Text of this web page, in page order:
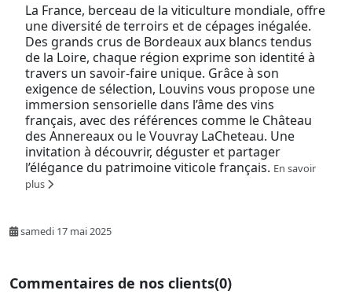
La France, berceau de la viticulture mondiale, offre
une diversité de terroirs et de cépages inégalée.
Des grands crus de Bordeaux aux blancs tendus
de la Loire, chaque région exprime son identité à
travers un savoir-faire unique. Grâce à son
exigence de sélection, Louvins vous propose une
immersion sensorielle dans l’âme des vins
français, avec des références comme le Château
des Annereaux ou le Vouvray LaCheteau. Une
invitation à découvrir, déguster et partager
l’élégance du patrimoine viticole français. En savoir
plus
samedi 17 mai 2025
Commentaires de nos clients(0)